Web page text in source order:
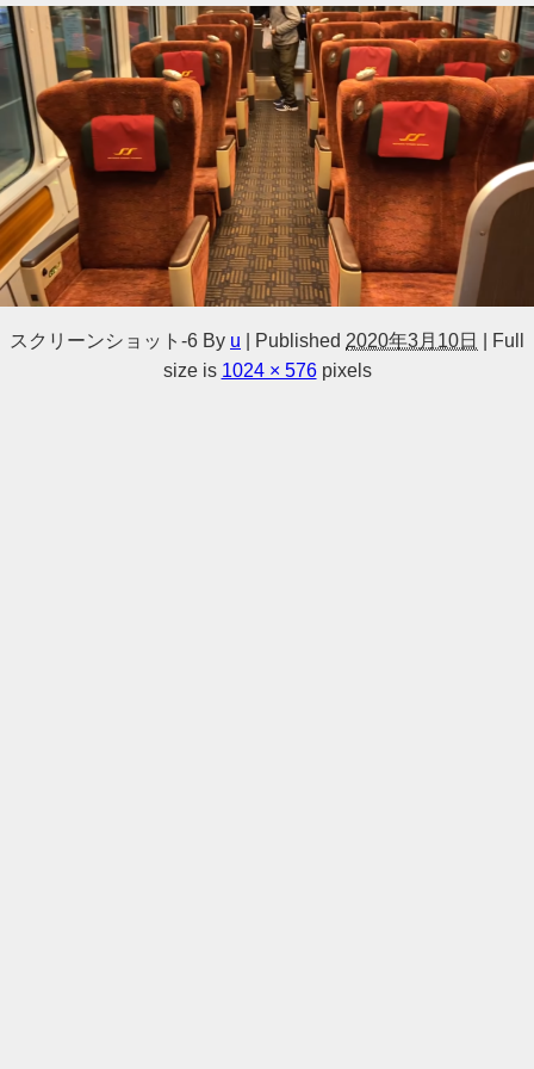
スクリーンショット-6 By u Published 2020年3月10日
Full
size is 1024 × 576pixels